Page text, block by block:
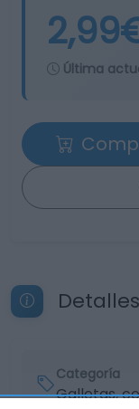
Última
Categoría
Galletas,